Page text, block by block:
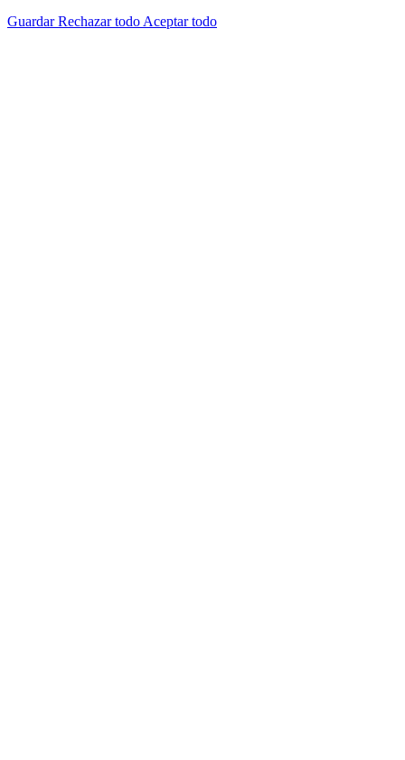
GuardarRechazar todo Aceptar todo